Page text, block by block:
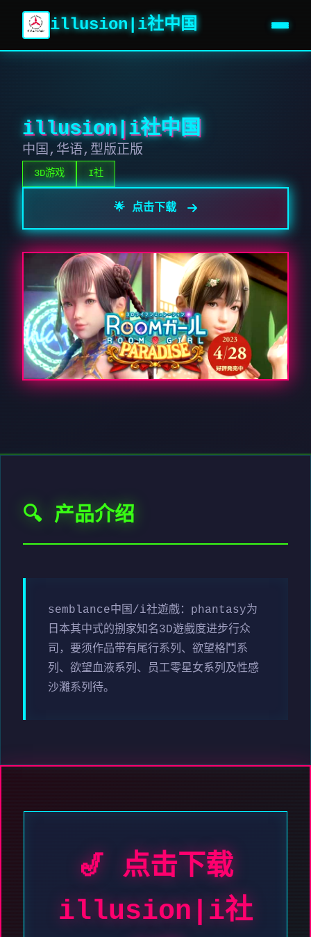
illusion|i社中国
illusion|i社中国
中国,华语,型版正版
3D游戏 I社
🌟 点击下载
🔍 产品介绍
semblance中国/i社遊戲：phantasy为
日本其中式的捌家知名3D遊戲度进步行众
司，要须作品带有尾行系列、欲望格鬥系
列、欲望血液系列、员工零星女系列及性感
沙灘系列待。
🎷 点击下载
illusion|i社